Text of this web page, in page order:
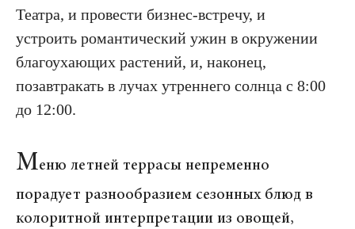
Театра, и провести бизнес-встречу, и
устроить романтический ужин в окружении
благоухающих растений, и, наконец,
позавтракать в лучах утреннего солнца с 8:00
до 12:00.
Меню летней террасы непременно
порадует разнообразием сезонных блюд в
колоритной интерпретации из овощей,